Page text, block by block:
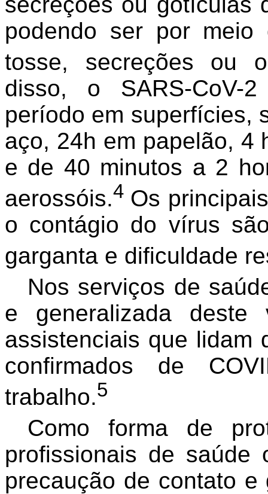
podendo ser por
tosse, secreções ou
disso, o SARS-CoV-
período em superfícies,
aço, 24h em papelão, 4
e de 40 minutos a 2
aerossóis.4 Os
o contágio do vírus
garganta e dificuldade
Nos serviços de
e generalizada deste
assistenciais que lidam
confirmados de
trabalho.5
Como forma de
profissionais de saúde
precaução de contato